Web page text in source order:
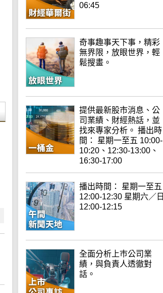
06:45
奇事趣事天下事，精彩
無界限，放眼世界，輕
鬆搜畫。
提供最新股市消息、公
司業績、財經熱話，並
找來專家分析。 播出時
間： 星期一至五 10:00-
10:20、12:30-13:00、
16:30-17:00
播出時間： 星期一至五
12:00-12:30 星期六／日
12:00-12:15
全面分析上巿公司業
績，與負責人透徹對
話。